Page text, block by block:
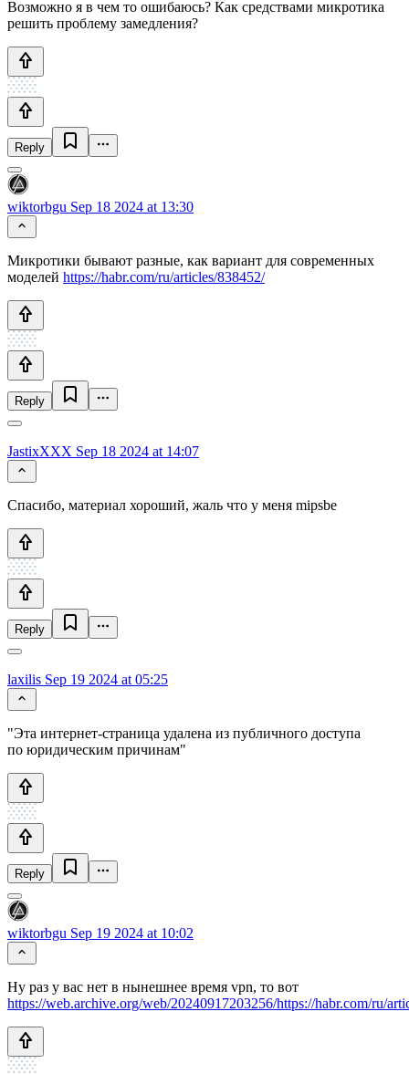
Возможно я в чем то ошибаюсь? Как средствами микротика
решить проблему замедления?
Reply
wiktorbgu Sep 18 2024 at 13:30
Микротики бывают разные, как вариант для современных
моделей https://habr.com/ru/articles/838452/
Reply
JastixXXX Sep 18 2024 at 14:07
Спасибо, материал хороший, жаль что у меня mipsbe
Reply
laxilis Sep 19 2024 at 05:25
"Эта интернет-страница удалена из публичного доступа
по юридическим причинам"
Reply
wiktorbgu Sep 19 2024 at 10:02
Ну раз у вас нет в нынешнее время vpn, то вот
https://web.archive.org/web/20240917203256/https://habr.com/ru/